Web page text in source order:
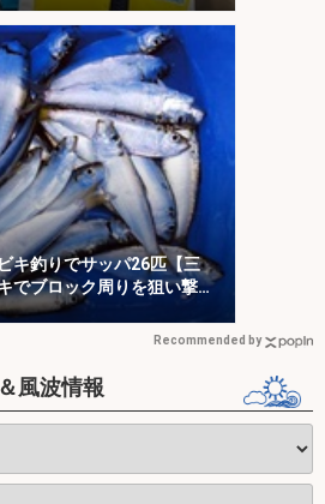
キ釣りでサッパ26匹【三
でブロック周りを狙い撃
Recommended by
風波情報